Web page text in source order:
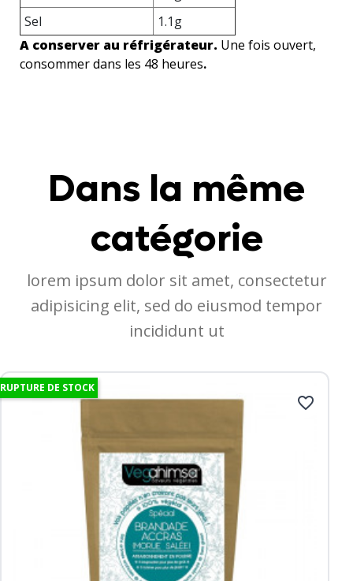
Sel
1.1g
A conserver au réfrigérateur. Une fois ouvert,
consommer dans les 48 heures.
Dans la même
catégorie
lorem ipsum dolor sit amet, consectetur
adipisicing elit, sed do eiusmod tempor
incididunt ut
RUPTURE DE STOCK
favorite_border